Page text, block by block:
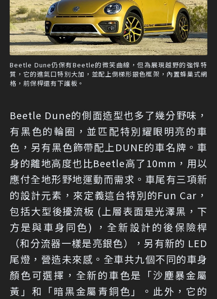
Beetle Dune仍保有Beetle的微笑曲線，但為展現越野的強悍特
質，它的進氣口特別大加，並配上倒梯形銀色框架，內置蜂巢式網
格，前保桿還有下護板。
Beetle Dune的側面造型也多了幾分野味，
有黑色的輪圈，並匹配特別耀眼明亮的車
色，另有黑色飾帶配上DUNE的車名牌。車
身的離地高度也比Beetle高了10mm，用以
應付全地形野地運動而需求。車尾有三項新
的設計元素，來定義這台特別的Fun Car，
包括大型後擾流板 (上層表面是光澤黑，下
方是與車身同色) ，全新設計的後保險桿
（和分流器一樣是亮銀色），另有新的 LED
尾燈，營造未來感。全車共九個不同的車身
顏色可選擇，全新的車色是「沙塵暴金屬
黃」和「暗黑金屬青銅色」。此外，它的